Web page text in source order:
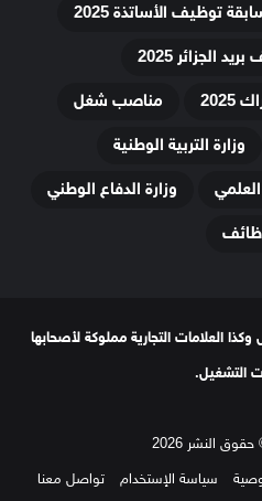
توظيف الأساتذة 2025
الجزائر 2025
مناصب شغل
وزارة التربية الوطنية
وزارة الدفاع الوطني
العلامات التجارية مملوكة لأصحابها
التشغيل.
سياسة الإستخدام تواصل معنا